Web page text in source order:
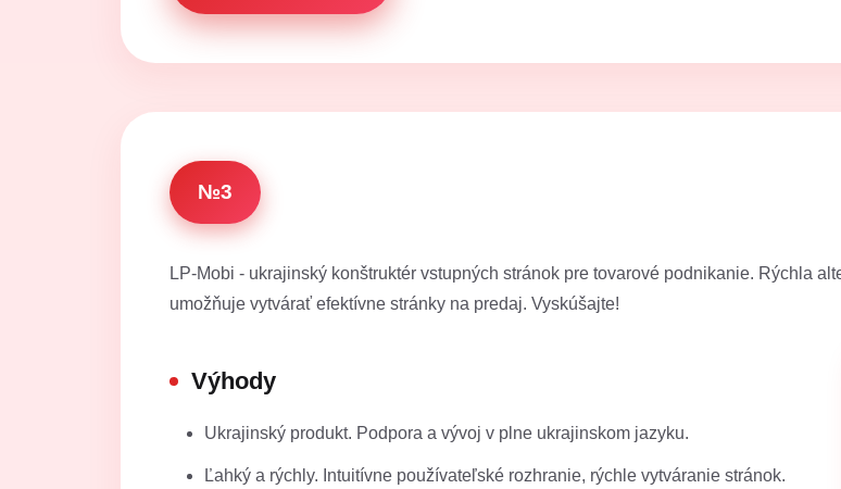
№3
LP-Mobi - ukrajinský konštruktér vstupných stránok pre tovarové podnikanie. Rýchla
umožňuje vytvárať efektívne stránky na predaj. Vyskúšajte!
Výhody
Ukrajinský produkt. Podpora a vývoj v plne ukrajinskom jazyku.
Ľahký a rýchly. Intuitívne používateľské rozhranie, rýchle vytváranie stránok.